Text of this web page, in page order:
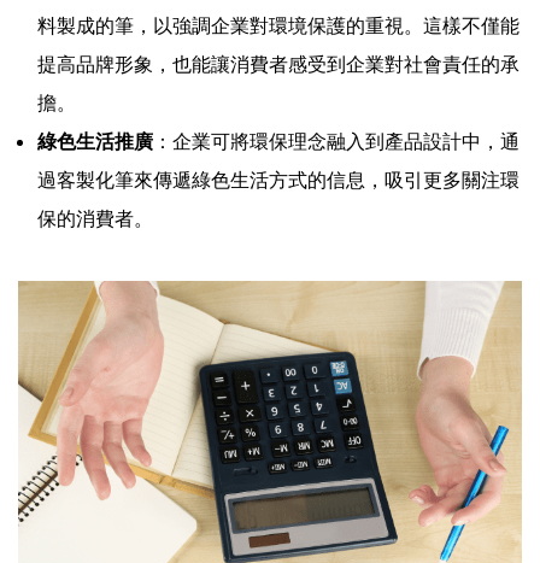
料製成的筆，以強調企業對環境保護的重視。這樣不僅能
提高品牌形象，也能讓消費者感受到企業對社會責任的承
擔。
綠色生活推廣 ：企業可將環保理念融入到產品設計中，通
過客製化筆來傳遞綠色生活方式的信息，吸引更多關注環
保的消費者。